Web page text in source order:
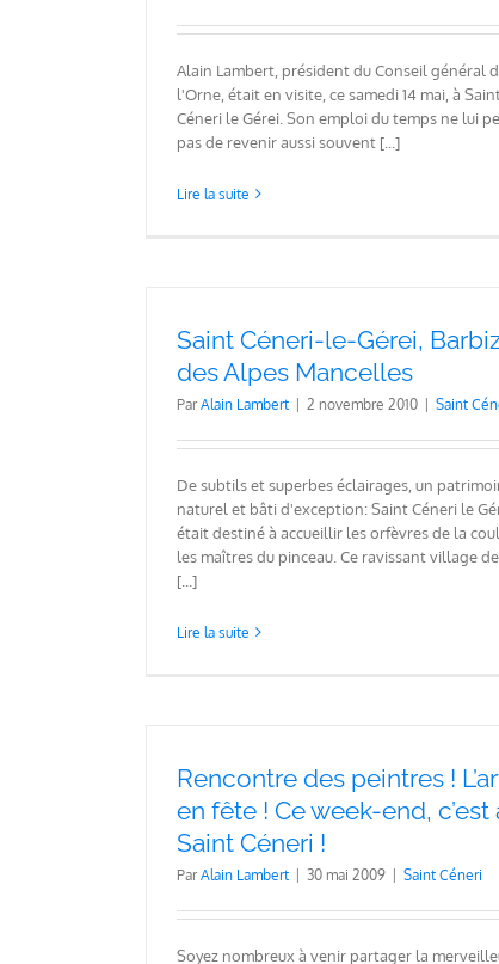
Alain Lambert, président du Conseil général
l'Orne, était en visite, ce samedi 14 mai, à
Céneri le Gérei. Son emploi du temps ne lui
pas de revenir aussi souvent [...]
Lire la suite
Saint Céneri-le-Gérei,
des Alpes Mancelles
ParAlain Lambert 2 novembre 2010 Saint
De subtils et superbes éclairages, un
naturel et bâti d'exception: Saint Céneri le
était destiné à accueillir les orfèvres de la
les maîtres du pinceau. Ce ravissant village
[...]
Lire la suite
Rencontre des peintres !
en fête ! Ce week-end, c’est
Saint Céneri !
ParAlain Lambert 30 mai 2009 Saint Céneri
Soyez nombreux à venir partager la